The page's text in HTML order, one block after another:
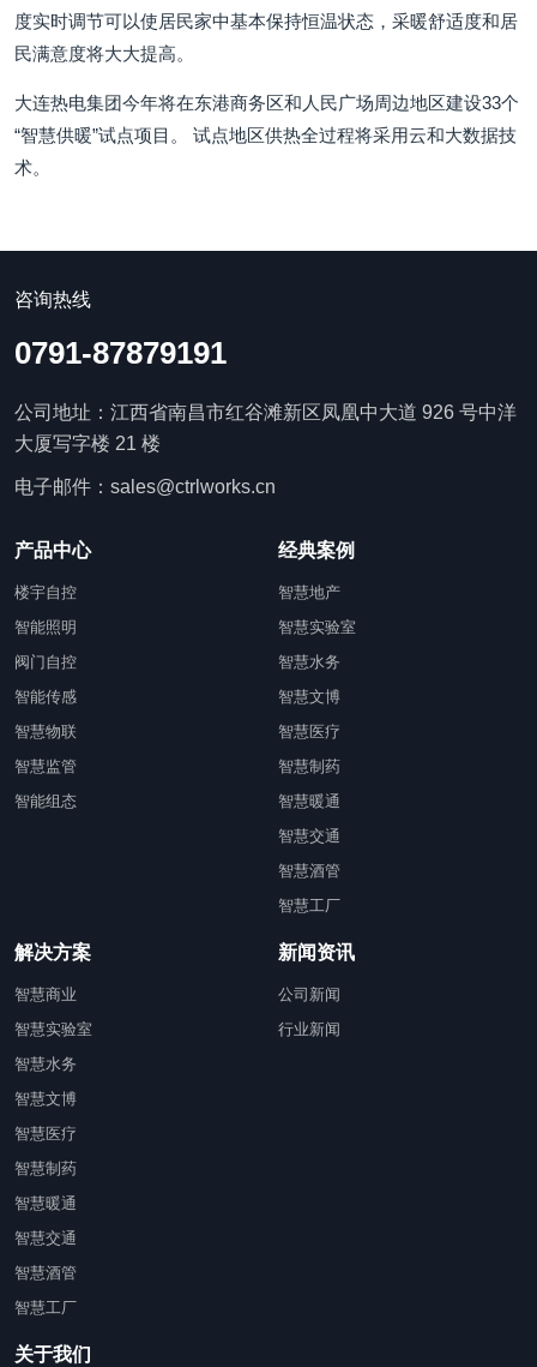
度实时调节可以使居民家中基本保持恒温状态，采暖舒适度和居
民满意度将大大提高。
大连热电集团今年将在东港商务区和人民广场周边地区建设33个
“智慧供暖”试点项目。 试点地区供热全过程将采用云和大数据技
术。
咨询热线
0791-87879191
公司地址：江西省南昌市红谷滩新区凤凰中大道 926 号中洋
大厦写字楼 21 楼
电子邮件：sales@ctrlworks.cn
产品中心
楼宇自控
智能照明
阀门自控
智能传感
智慧物联
智慧监管
智能组态
经典案例
智慧地产
智慧实验室
智慧水务
智慧文博
智慧医疗
智慧制药
智慧暖通
智慧交通
智慧酒管
智慧工厂
解决方案
智慧商业
智慧实验室
智慧水务
智慧文博
智慧医疗
智慧制药
智慧暖通
智慧交通
智慧酒管
智慧工厂
新闻资讯
公司新闻
行业新闻
关于我们